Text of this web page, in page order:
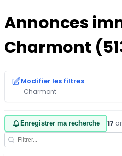
Annonces
Charmont
Modifier les filtres
Charmont
Enregistrer ma recherche 17